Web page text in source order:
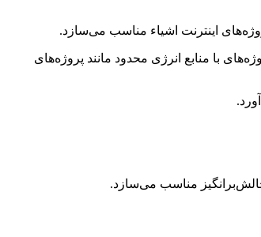
اینترنت اشیاء مناسب می‌سازد.
با منابع انرژی محدود مانند پروژه‌های